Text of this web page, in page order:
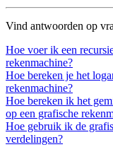
Vind antwoorden op
Hoe voer ik een
rekenmachine?
Hoe bereken je het
rekenmachine?
Hoe bereken ik het
op een grafische
Hoe gebruik ik de
verdelingen?